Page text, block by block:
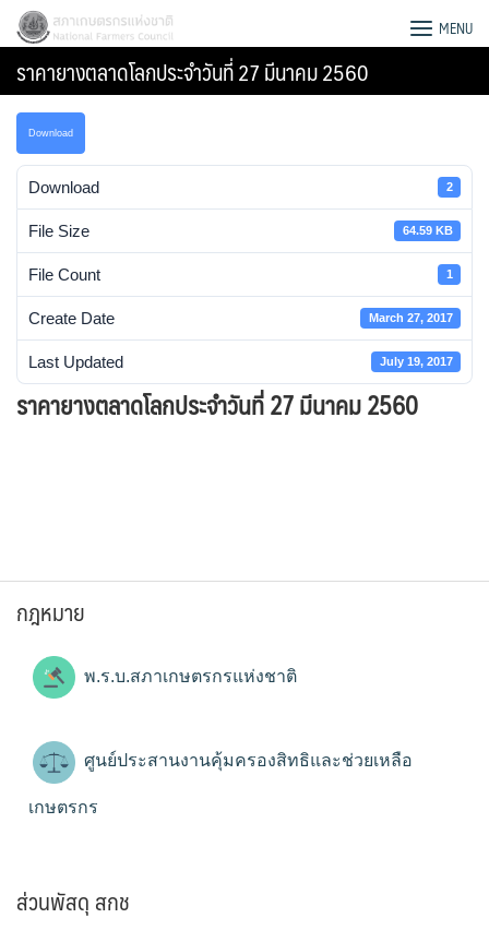
Skip
content
Search
สภาเกษตรกรแห่งชาติ MENU
ราคายางตลาดโลกประจําวันที่ 27 มีนาคม 2560
Download
Download 2
File Size 64.59 KB
File Count 1
Create Date March 27, 2017
Last Updated July 19, 2017
ราคายางตลาดโลกประจําวันที่ 27 มีนาคม 2560
กฎหมาย
พ.ร.บ.สภาเกษตรกรแห่งชาติ
ศูนย์ประสานงานคุ้มครองสิทธิและช่วยเหลือ
เกษตรกร
ส่วนพัสดุ สกช